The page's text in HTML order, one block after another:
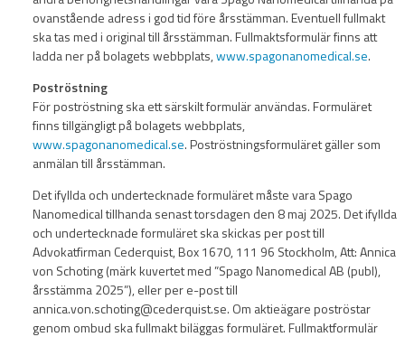
ovanstående adress i god tid före årsstämman. Eventuell fullmakt
ska tas med i original till årsstämman. Fullmaktsformulär finns att
ladda ner på bolagets webbplats,www.spagonanomedical.se.
Poströstning
För poströstning ska ett särskilt formulär användas. Formuläret
finns tillgängligt på bolagets webbplats,
www.spagonanomedical.se. Poströstningsformuläret gäller som
anmälan till årsstämman.
Det ifyllda och undertecknade formuläret måste vara Spago
Nanomedical tillhanda senast torsdagen den 8 maj 2025. Det ifyllda
och undertecknade formuläret ska skickas per post till
Advokatfirman Cederquist, Box 1670, 111 96 Stockholm, Att: Annica
von Schoting (märk kuvertet med ”Spago Nanomedical AB (publ),
årsstämma 2025”), eller per e-post till
annica.von.schoting@cederquist.se. Om aktieägare poströstar
genom ombud ska fullmakt biläggas formuläret. Fullmaktformulär